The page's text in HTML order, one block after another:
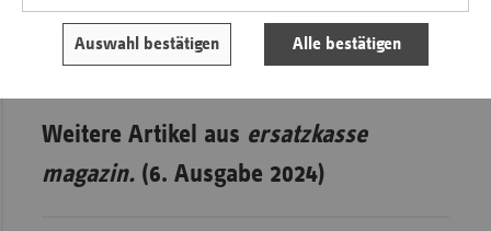
Auswahl bestätigen Alle bestätigen
Risikoklassen IIb gelten, bei denen das Gefahrenpotenzial
höher ist.
Weitere Artikel aus ersatzkasse
magazin.(6. Ausgabe 2024)